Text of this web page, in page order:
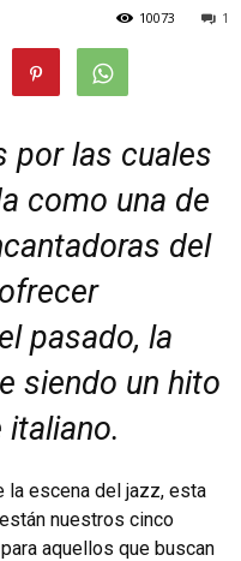
1
10073
por las cuales
como una de
del
pasado, la
siendo un hito
italiano.
la escena del jazz, esta
nuestros cinco
aquellos que buscan